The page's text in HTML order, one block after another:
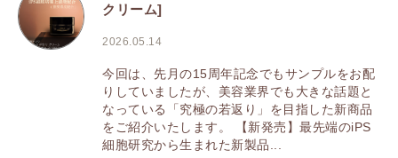
クリーム]
2026.05.14
今回は、先月の15周年記念でもサンプルをお配
りしていましたが、美容業界でも大きな話題と
なっている「究極の若返り」を目指した新商品
をご紹介いたします。 【新発売】最先端のiPS
細胞研究から生まれた新製品...